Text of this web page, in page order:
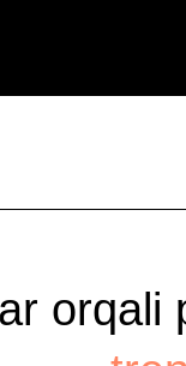
orqali